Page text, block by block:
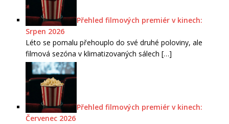
Přehled filmových premiér v kinech:
Srpen 2026
Léto se pomalu přehouplo do své druhé poloviny, ale
filmová sezóna v klimatizovaných sálech […]
Přehled filmových premiér v kinech:
Červenec 2026